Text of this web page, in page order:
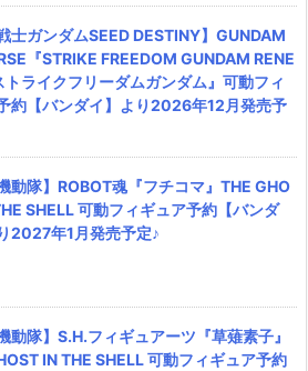
士ガンダムSEED DESTINY】GUNDAM
『STRIKE FREEDOM GUNDAM RENE
ライクフリーダムガンダム』可動フィ
約【バンダイ】より2026年12月発売予
動隊】ROBOT魂『フチコマ』THE GHO
SHELL 可動フィギュア予約【バンダ
2027年1月発売予定♪
動隊】S.H.フィギュアーツ『草薙素子』
IN THE SHELL 可動フィギュア予約